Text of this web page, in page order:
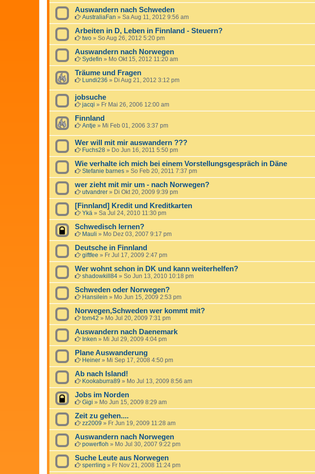
Auswandern nach Schweden
AustraliaFan » Sa Aug 11, 2012 9:56 am
Arbeiten in D, Leben in Finnland - Steuern?
two » So Aug 26, 2012 5:20 pm
Auswandern nach Norwegen
Sydefin » Mo Okt 15, 2012 11:20 am
Träume und Fragen
Lundi236 » Di Aug 21, 2012 3:12 pm
jobsuche
jacqi » Fr Mai 26, 2006 12:00 am
Finnland
Antje » Mi Feb 01, 2006 3:37 pm
Wer will mit mir auswandern ???
Fuchs28 » Do Jun 16, 2011 5:50 pm
Wie verhalte ich mich bei einem Vorstellungsgespräch in Däne
Stefanie barnes » So Feb 20, 2011 7:37 pm
wer zieht mit mir um - nach Norwegen?
utvandrer » Di Okt 20, 2009 9:39 pm
[Finnland] Kredit und Kreditkarten
Ykä » Sa Jul 24, 2010 11:30 pm
Schwedisch lernen?
Mauli » Mo Dez 03, 2007 9:17 pm
Deutsche in Finnland
giftfee » Fr Jul 17, 2009 2:47 pm
Wer wohnt schon in DK und kann weiterhelfen?
shadowkill84 » So Jun 13, 2010 10:18 pm
Schweden oder Norwegen?
Hansilein » Mo Jun 15, 2009 2:53 pm
Norwegen,Schweden wer kommt mit?
tom42 » Mo Jul 20, 2009 7:31 pm
Auswandern nach Daenemark
Inken » Mi Jul 29, 2009 4:04 pm
Plane Auswanderung
Heiner » Mi Sep 17, 2008 4:50 pm
Ab nach Island!
Kookaburra89 » Mo Jul 13, 2009 8:56 am
Jobs im Norden
Gigi » Mo Jun 15, 2009 8:29 am
Zeit zu gehen....
zz2009 » Fr Jun 19, 2009 11:28 am
Auswandern nach Norwegen
powerfloh » Mo Jul 30, 2007 9:22 pm
Suche Leute aus Norwegen
sperrling » Fr Nov 21, 2008 11:24 pm